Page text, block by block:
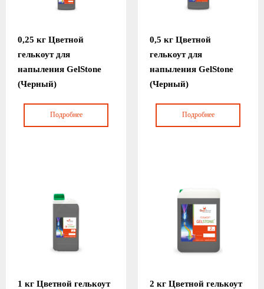
0,25 кг Цветной
гелькоут для
напыления GelStone
(Черный)
Подробнее
0,5 кг Цветной
гелькоут для
напыления GelStone
(Черный)
Подробнее
1 кг Цветной гелькоут
2 кг Цветной гелькоут